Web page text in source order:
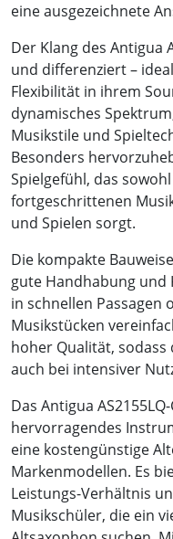
eine ausgezeichnete
Der Klang des Antigua
und differenziert –
Flexibilität in ihrem
dynamisches
Musikstile und
Besonders
Spielgefühl, das
fortgeschrittenen
und Spielen sorgt.
Die kompakte
gute Handhabung und
in schnellen Passagen
Musikstücken
hoher Qualität,
auch bei intensiver
Das Antigua
hervorragendes
eine kostengünstige
Markenmodellen. Es
Leistungs-Verhältnis
Musikschüler, die ein